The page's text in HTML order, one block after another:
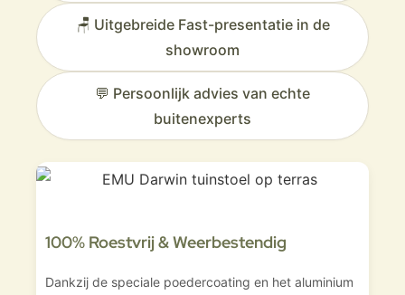
🪑 Uitgebreide Fast-presentatie in de
showroom
💬 Persoonlijk advies van echte
buitenexperts
100% Roestvrij & Weerbestendig
Dankzij de speciale poedercoating en het aluminium